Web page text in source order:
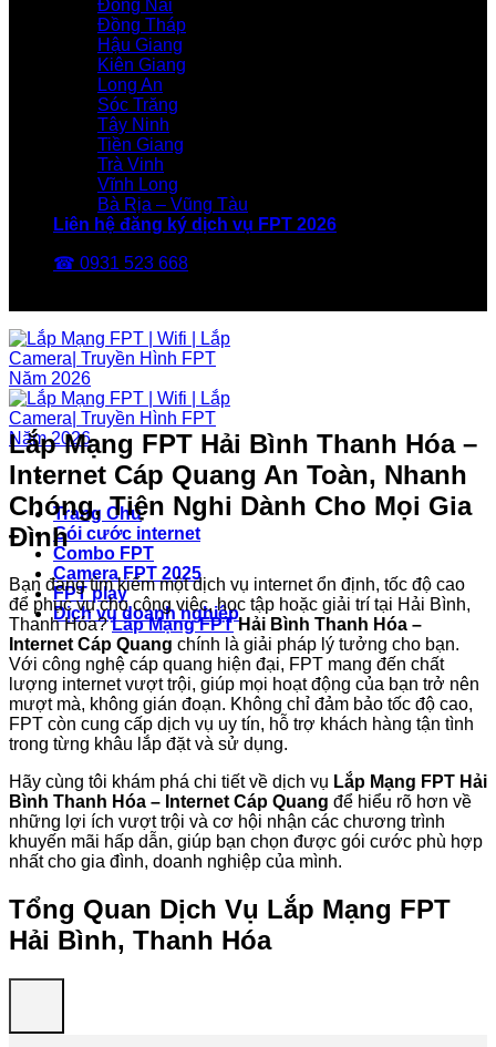
Đồng Nai
Đồng Tháp
Hậu Giang
Kiên Giang
Long An
Sóc Trăng
Tây Ninh
Tiền Giang
Trà Vinh
Vĩnh Long
Bà Rịa – Vũng Tàu
Liên hệ đăng ký dịch vụ FPT 2026
☎ 0931 523 668
Trang Chủ
Gói cước internet
Combo FPT
Camera FPT 2025
FPT play
Dịch vụ doanh nghiệp
Lắp Mạng FPT Hải Bình Thanh Hóa –
Internet Cáp Quang An Toàn, Nhanh
Chóng, Tiện Nghi Dành Cho Mọi Gia
Đình
Bạn đang tìm kiếm một dịch vụ internet ổn định, tốc độ cao
để phục vụ cho công việc, học tập hoặc giải trí tại Hải Bình,
Thanh Hóa?Lắp Mạng FPTHải Bình Thanh Hóa –
Internet Cáp Quang chính là giải pháp lý tưởng cho bạn.
Với công nghệ cáp quang hiện đại, FPT mang đến chất
lượng internet vượt trội, giúp mọi hoạt động của bạn trở nên
mượt mà, không gián đoạn. Không chỉ đảm bảo tốc độ cao,
FPT còn cung cấp dịch vụ uy tín, hỗ trợ khách hàng tận tình
trong từng khâu lắp đặt và sử dụng.
Hãy cùng tôi khám phá chi tiết về dịch vụ Lắp Mạng FPT Hải
Bình Thanh Hóa – Internet Cáp Quang để hiểu rõ hơn về
những lợi ích vượt trội và cơ hội nhận các chương trình
khuyến mãi hấp dẫn, giúp bạn chọn được gói cước phù hợp
nhất cho gia đình, doanh nghiệp của mình.
Tổng Quan Dịch Vụ Lắp Mạng FPT
Hải Bình, Thanh Hóa